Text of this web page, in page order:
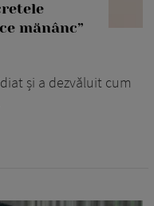
mănânc”
și a dezvăluit cum